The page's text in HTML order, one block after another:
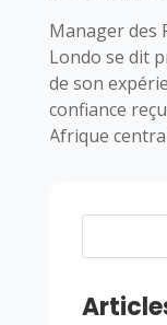
Manager des
Londo se dit
de son
confiance
Afrique